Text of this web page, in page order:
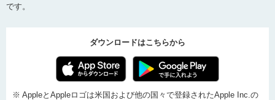
です。
ダウンロードはこちらから
※ AppleとAppleロゴは米国および他の国々で登録されたApple Inc.の